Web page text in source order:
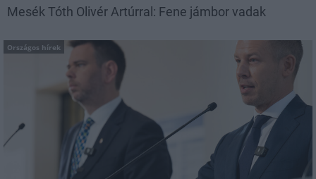
Mesék Tóth Olivér Artúrral: Fene jámbor vadak
Országos hírek